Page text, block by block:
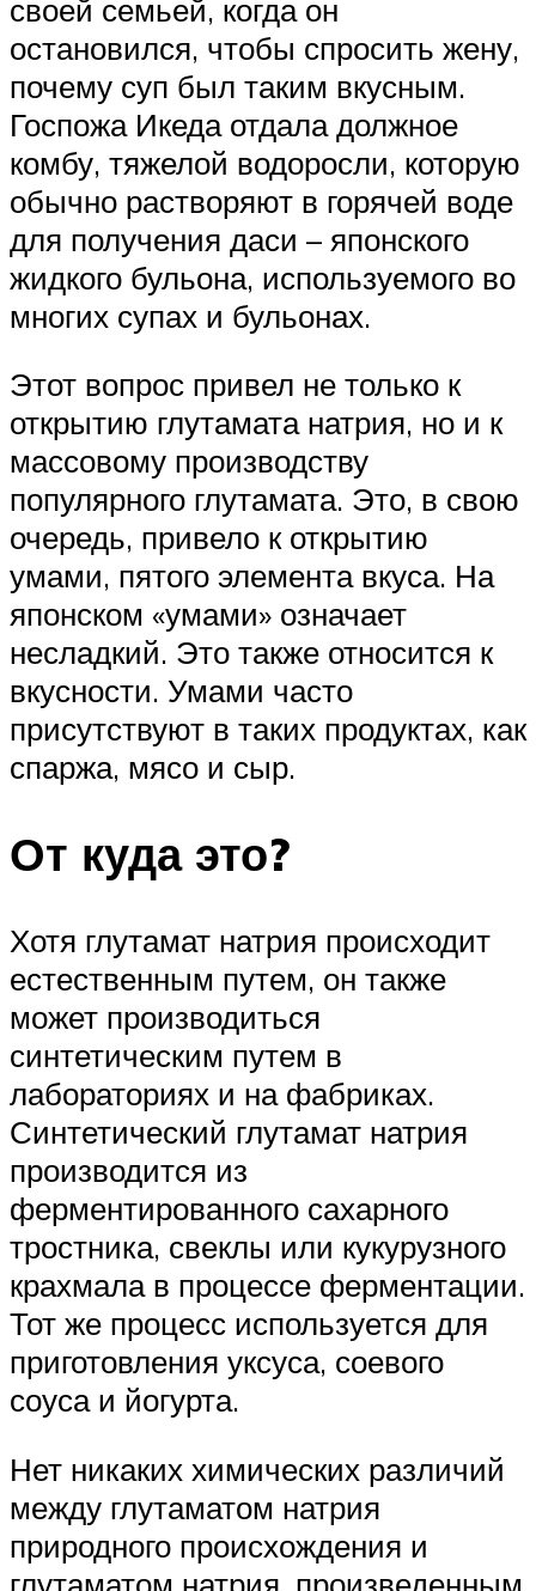
своей семьей, когда он
остановился, чтобы спросить жену,
почему суп был таким вкусным.
Госпожа Икеда отдала должное
комбу, тяжелой водоросли, которую
обычно растворяют в горячей воде
для получения даси – японского
жидкого бульона, используемого во
многих супах и бульонах.
Этот вопрос привел не только к
открытию глутамата натрия, но и к
массовому производству
популярного глутамата. Это, в свою
очередь, привело к открытию
умами, пятого элемента вкуса. На
японском «умами» означает
несладкий. Это также относится к
вкусности. Умами часто
присутствуют в таких продуктах, как
спаржа, мясо и сыр.
От куда это?
Хотя глутамат натрия происходит
естественным путем, он также
может производиться
синтетическим путем в
лабораториях и на фабриках.
Синтетический глутамат натрия
производится из
ферментированного сахарного
тростника, свеклы или кукурузного
крахмала в процессе ферментации.
Тот же процесс используется для
приготовления уксуса, соевого
соуса и йогурта.
Нет никаких химических различий
между глутаматом натрия
природного происхождения и